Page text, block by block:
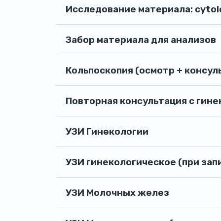
Исследование материала:
Забор материала для анализов
Кольпоскопия (осмотр +
Повторная консультация с
УЗИ Гинекологии
УЗИ гинекологическое (при
УЗИ Молочных желез